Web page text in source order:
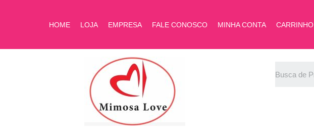
HOME LOJA EMPRESA FALE CONOSCO MINHA CONTA CARRINHO